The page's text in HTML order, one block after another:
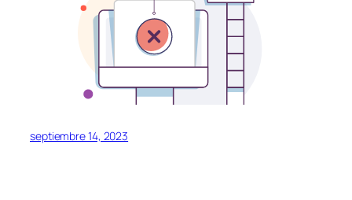
septiembre 14, 2023